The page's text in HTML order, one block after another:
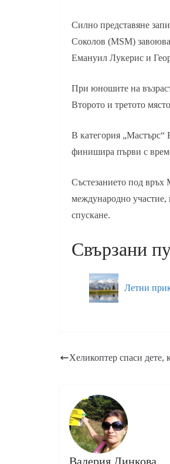
Силно представяне
Соколов (MSM)
Емануил Лукерис и
При юношите на
Второто и третото
В категория „Мастърс“
финишира първи с
Състезанието под
международно участие,
спускане.
Свързани
Летни
Хеликоптер спаси дете,
Валерия Динкова